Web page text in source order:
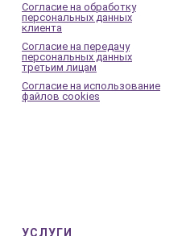
Согласие на обработку
персональных данных
клиента
Согласие на передачу
персональных данных
третьим лицам
Согласие на использование
файлов cookies
УСЛУГИ